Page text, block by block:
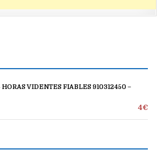
HORAS VIDENTES FIABLES 910312450 –
4€